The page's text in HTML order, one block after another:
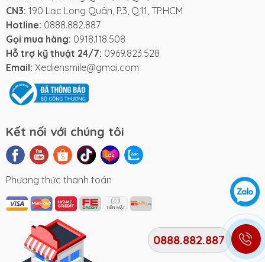
CN3: 190 Lạc Long Quân, P.3, Q.11, TP.HCM
Hotline: 0888.882.887
Gọi mua hàng: 0918.118.508
Hỗ trợ kỹ thuật 24/7: 0969.823.528
Email: Xediensmile@gmai.com
Kết nối với chúng tôi
Phương thức thanh toán
0888.882.887